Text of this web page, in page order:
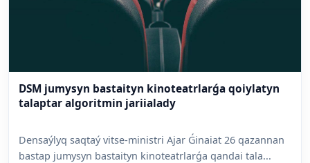
DSM jumysyn bastaityn kinoteatrlarǵa qoiylatyn
talaptar algoritmin jariialady
Densaýlyq saqtaý vitse-ministri Ajar Ǵinaiat 26 qazannan
bastap jumysyn bastaityn kinoteatrlarǵa qandai tala...